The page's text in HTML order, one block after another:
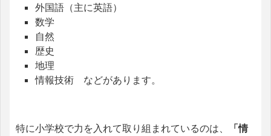
外国語（主に英語）
数学
自然
歴史
地理
情報技術 などがあります。
特に小学校で力を入れて取り組まれているのは、
「情